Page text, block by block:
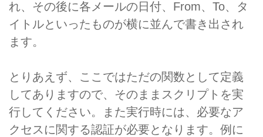
れ、その後に各メールの日付、From、To、タ
イトルといったものが横に並んで書き出され
ます。
とりあえず、ここではただの関数として定義
してありますので、そのままスクリプトを実
行してください。また実行時には、必要なア
クセスに関する認証が必要となります。例に